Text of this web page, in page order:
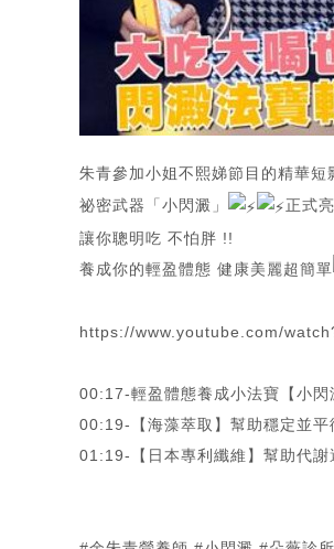
朱青參加小姐不熙娣節目的精華短
祕密武器「小閃澱」
正式
讓你聰明吃 不怕胖 !!
養成你的輕盈體態 健康美麗超簡單
https://www.youtube.com/
00:17-輕盈體態養成小法寶【小閃
00:19-【海藻萃取】幫助穩定並平
01:19-【日本專利纖維】幫助代謝